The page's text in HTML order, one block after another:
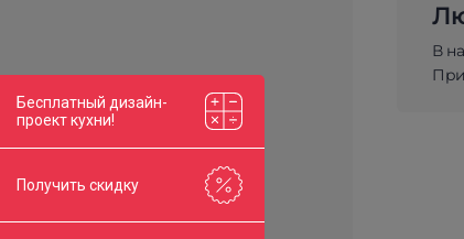
В
Бесплатный дизайн-
проект кухни!
Получить скидку